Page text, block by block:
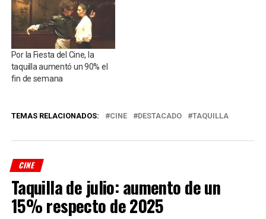
Por la Fiesta del Cine, la
taquilla aumentó un 90% el
fin de semana
TEMAS RELACIONADOS: CINE DESTACADO TAQUILLA
CINE
Taquilla de julio: aumento de un
15% respecto de 2025